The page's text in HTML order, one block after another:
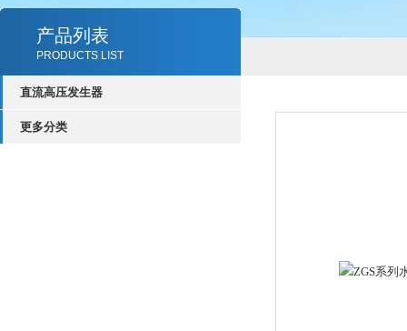
产品列表
PRODUCTS LIST
直流高压发生器
更多分类